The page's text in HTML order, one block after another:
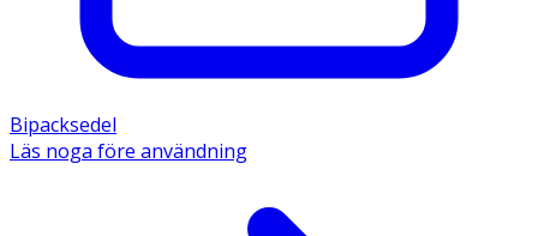
Bipacksedel
Läs noga före användning